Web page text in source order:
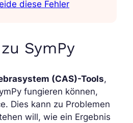
diese Fehler
SymPy
(CAS)-Tools,
fungieren können,
Dies kann zu Problemen
will, wie ein Ergebnis